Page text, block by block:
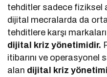
tehditler sadece fiziksel
dijital mecralarda da
tehditlere karşı
dijital kriz yönetimidir.
itibarını ve operasyonel
alan dijital kriz yönetimi